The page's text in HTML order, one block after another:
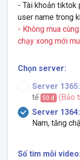
- Tài khoản tiktok
user name trong
- Không mua
chạy xong mới
Chọn server:
Server 1365:
tế
50 đ (Bảo
Server 1364:
Nam, tăng
Số tim mỗi video: